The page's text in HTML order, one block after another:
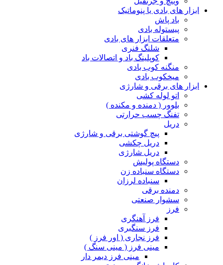
ابزار های بادی یا پنوماتیک
باد پاش
پیستوله بادی
متعلقات ابزار های بادی
شلنگ فنری
کوپلینگ باد و اتصالات باد
منگنه کوب بادی
میخکوب بادی
ابزار های برقی و شارژی
اتو لوله کشی
بلوور ( دمنده و مکنده )
تفنگ چسب حرارتی
دریل
پیچ گوشتی برقی و شارژی
دریل چکشی
دریل شارژی
دستگاه پولیش
دستگاه سنباده زن
سنباده لرزان
دمنده برقی
سشوار صنعتی
فرز
فرز آهنگری
فرز سنگبری
فرز نجاری ( اور فرز )
مینی فرز ( مینی سنگ )
مینی فرز دیمر دار